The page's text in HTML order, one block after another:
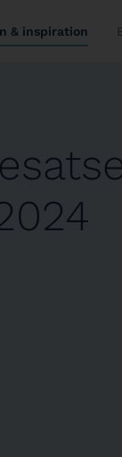
& inspiration